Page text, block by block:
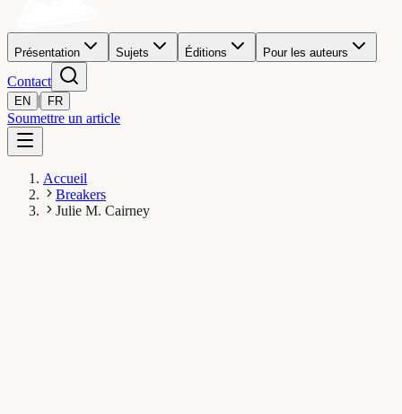
Présentation Sujets Éditions Pour les auteurs
Contact
EN | FR
Soumettre un article
Accueil
Breakers
Julie M. Cairney